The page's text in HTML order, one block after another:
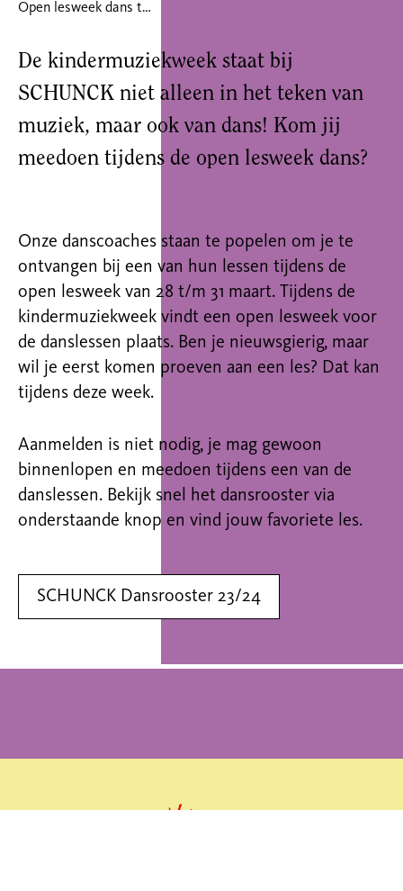
Open lesweek dans tijdens kindermuziekweek
De kindermuziekweek staat bij
SCHUNCK niet alleen in het teken van
muziek, maar ook van dans! Kom jij
meedoen tijdens de open lesweek dans?
Onze danscoaches staan te popelen om je te
ontvangen bij een van hun lessen tijdens de
open lesweek van 28 t/m 31 maart. Tijdens de
kindermuziekweek vindt een open lesweek voor
de danslessen plaats. Ben je nieuwsgierig, maar
wil je eerst komen proeven aan een les? Dat kan
tijdens deze week.
Aanmelden is niet nodig, je mag gewoon
binnenlopen en meedoen tijdens een van de
danslessen. Bekijk snel het dansrooster via
onderstaande knop en vind jouw favoriete les.
SCHUNCK Dansrooster 23/24